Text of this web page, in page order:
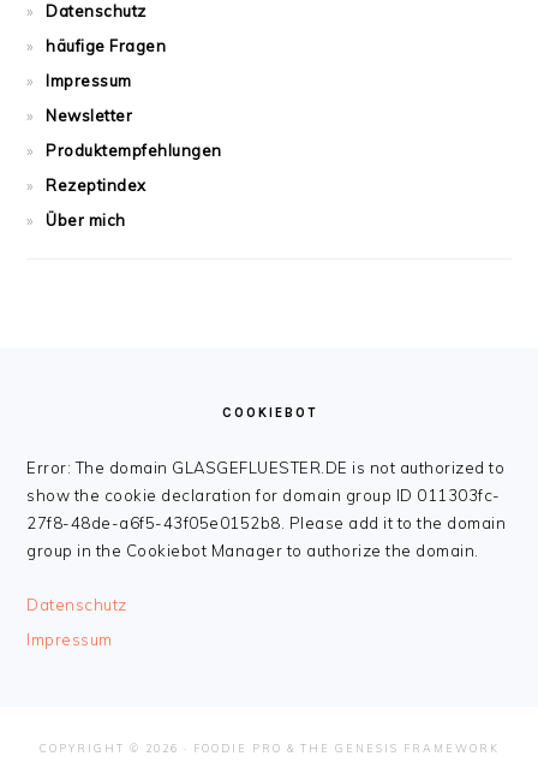
Datenschutz
häufige Fragen
Impressum
Newsletter
Produktempfehlungen
Rezeptindex
Über mich
COOKIEBOT
Error: The domain GLASGEFLUESTER.DE is not authorized to
show the cookie declaration for domain group ID 011303fc-
27f8-48de-a6f5-43f05e0152b8. Please add it to the domain
group in the Cookiebot Manager to authorize the domain.
Datenschutz
Impressum
COPYRIGHT © 2026 · FOODIE PRO & THE GENESIS FRAMEWORK